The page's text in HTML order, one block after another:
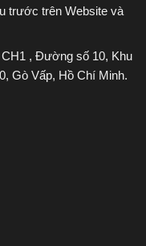
trước trên Website và
, Đường số 10, Khu
Gò Vấp, Hồ Chí Minh.